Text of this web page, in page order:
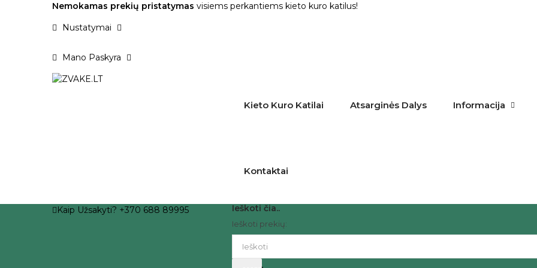
Nemokamas prekių pristatymas visiems perkantiems kieto kuro katilus!
Nustatymai
Mano Paskyra
Kieto Kuro Katilai Atsarginės Dalys Informacija
Kontaktai
Kaip Užsakyti? +370 688 89995 Ieškoti čia..
Ieškoti prekių: